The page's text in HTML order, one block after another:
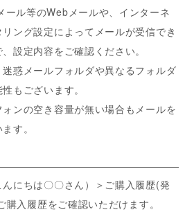
ル等のWebメールや、インターネ
ング設定によってメールが受信でき
設定内容をご確認ください。
惑メールフォルダや異なるフォルダ
もございます。
ンの空き容量が無い場合もメールを
す。
んにちは〇〇さん）＞ご購入履歴(発
入履歴をご確認いただけます。